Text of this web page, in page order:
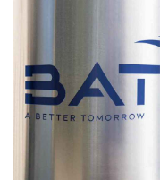
EXPOSICIÓN
ENTREVISTA